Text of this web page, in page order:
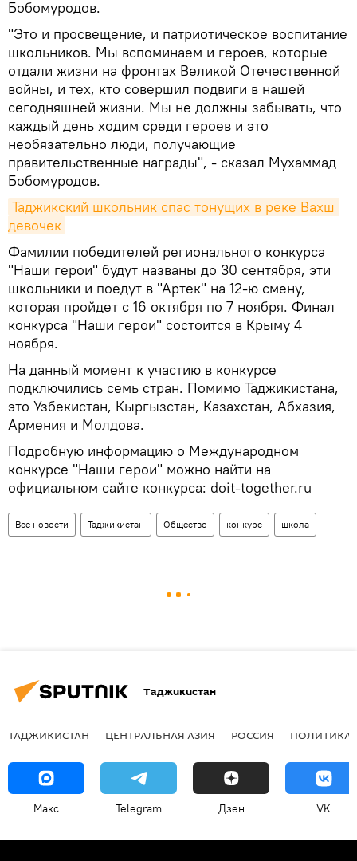
Бобомуродов.
"Это и просвещение, и патриотическое воспитание
школьников. Мы вспоминаем и героев, которые
отдали жизни на фронтах Великой Отечественной
войны, и тех, кто совершил подвиги в нашей
сегодняшней жизни. Мы не должны забывать, что
каждый день ходим среди героев и это
необязательно люди, получающие
правительственные награды", - сказал Мухаммад
Бобомуродов.
Таджикский школьник спас тонущих в реке Вахш
девочек
Фамилии победителей регионального конкурса
"Наши герои" будут названы до 30 сентября, эти
школьники и поедут в "Артек" на 12-ю смену,
которая пройдет с 16 октября по 7 ноября. Финал
конкурса "Наши герои" состоится в Крыму 4
ноября.
На данный момент к участию в конкурсе
подключились семь стран. Помимо Таджикистана,
это Узбекистан, Кыргызстан, Казахстан, Абхазия,
Армения и Молдова.
Подробную информацию о Международном
конкурсе "Наши герои" можно найти на
официальном сайте конкурса: doit-together.ru
Все новости Таджикистан Общество конкурс школа
Таджикистан
ТАДЖИКИСТАН ЦЕНТРАЛЬНАЯ АЗИЯ РОССИЯ ПОЛИТИКА
Макс Telegram Дзен VK